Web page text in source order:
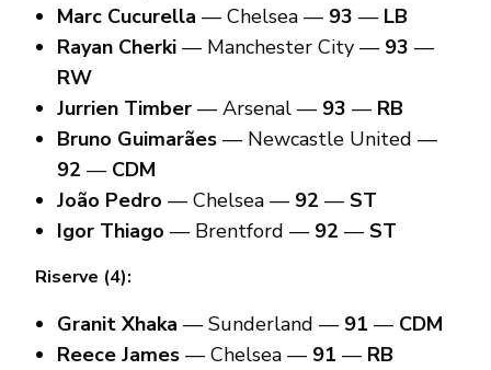
Marc Cucurella — Chelsea — 93 — LB
Rayan Cherki— Manchester City — 93 —
RW
Jurrien Timber— Arsenal — 93 — RB
Bruno Guimarães— Newcastle United —
92 — CDM
João Pedro — Chelsea — 92 — ST
Igor Thiago — Brentford — 92 — ST
Riserve (4):
Granit Xhaka — Sunderland — 91 — CDM
Reece James— Chelsea — 91 — RB